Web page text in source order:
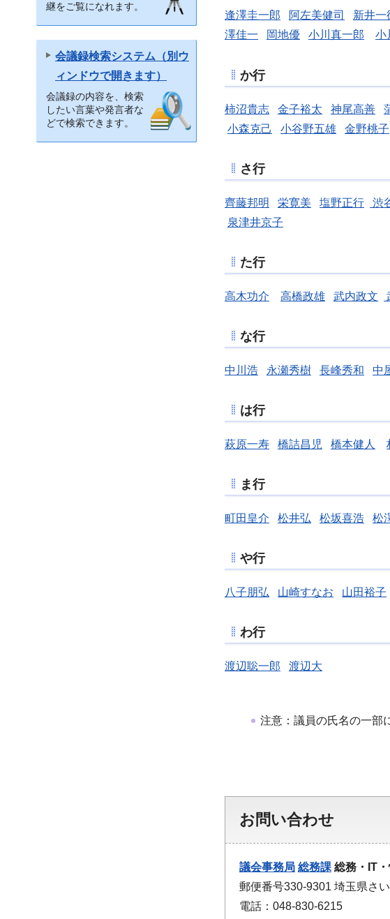
継をご覧になれます。
会議録検索システム（別ウ
ィンドウで開きます）
会議録の内容を、検索
したい言葉や発言者な
どで検索できます。
逢澤圭一郎 阿左美健司 新井一
澤佳一
岡地優 小川真一郎 小
か行
柿沼貴志 金子裕太 神尾高善
小森克己
小谷野五雄 金野桃子
さ行
齊藤邦明 栄寛美 塩野正行 渋
泉津井京子
た行
高木功介 高橋政雄 武内政文
な行
中川浩 永瀬秀樹 長峰秀和 中
は行
萩原一寿 橋詰昌児 橋本健人
ま行
町田皇介 松井弘 松坂喜浩 松
や行
八子朋弘 山崎すなお 山田裕子
わ行
渡辺聡一郎 渡辺大
注意：議員の氏名の一部
お問い合わせ
議会事務局 総務課 総務・IT
郵便番号330-9301 埼玉県さ
電話：048-830-6215